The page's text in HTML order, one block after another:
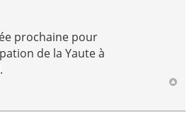
prochaine pour
de la Yaute à